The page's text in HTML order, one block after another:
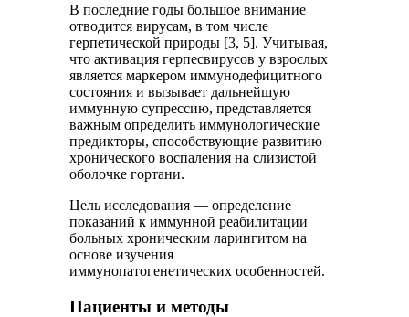
В последние годы большое внимание
отводится вирусам, в том числе
герпетической природы [3, 5]. Учитывая,
что активация герпесвирусов у взрослых
является маркером иммунодефицитного
состояния и вызывает дальнейшую
иммунную супрессию, представляется
важным определить иммунологические
предикторы, способствующие развитию
хронического воспаления на слизистой
оболочке гортани.
Цель исследования — определение
показаний к иммунной реабилитации
больных хроническим ларингитом на
основе изучения
иммунопатогенетических особенностей.
Пациенты и методы